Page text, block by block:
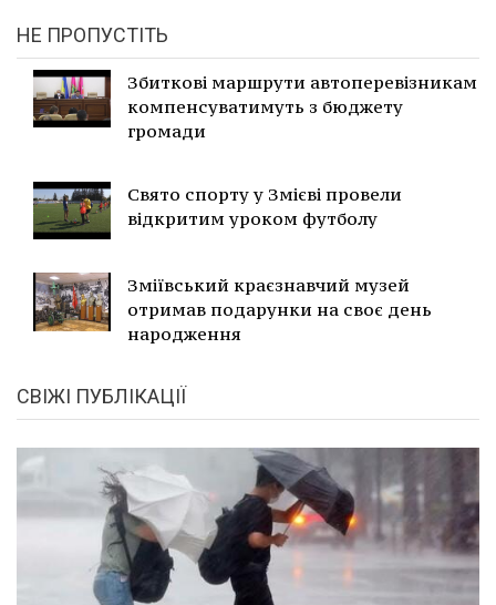
НЕ ПРОПУСТІТЬ
Збиткові маршрути автоперевізникам
компенсуватимуть з бюджету
громади
Свято спорту у Змієві провели
відкритим уроком футболу
Зміївський краєзнавчий музей
отримав подарунки на своє день
народження
СВІЖІ ПУБЛІКАЦІЇ